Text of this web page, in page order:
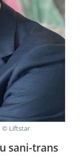
sani-trans
© Liftstar